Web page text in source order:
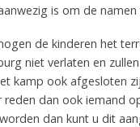
is om de
de kinderen het
niet verlaten en
kamp ook afgesloten
reden dan ook iemand
dan kunt u dit